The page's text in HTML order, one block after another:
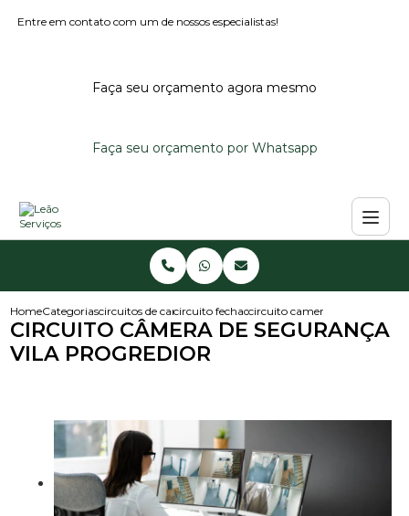
Entre em contato com um de nossos especialistas!
Faça seu orçamento agora mesmo
Faça seu orçamento por Whatsapp
HomeCategoriascircuitos de camerascircuito fechado de camerascircuito camera de seguranca
CIRCUITO CÂMERA DE SEGURANÇA
VILA PROGREDIOR